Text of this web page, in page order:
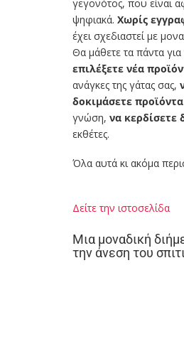
γεγονότος, που είναι
ψηφιακά. Χωρίς
έχει σχεδιαστεί με
Θα μάθετε τα πάντα για
επιλέξετε νέα
ανάγκες της γάτας σας,
δοκιμάσετε προϊόντα
γνώση, να κερδίσετε
εκθέτες.
Όλα αυτά κι ακόμα
Δείτε την ιστοσελίδα
Μια μοναδική
την άνεση του